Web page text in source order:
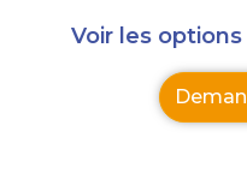
Voir les